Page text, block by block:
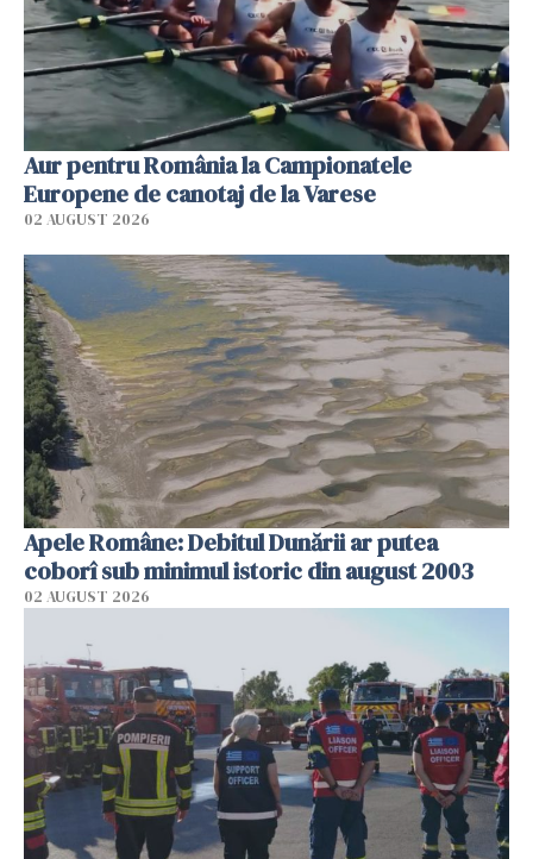
Aur pentru România la Campionatele
Europene de canotaj de la Varese
02 AUGUST 2026
Apele Române: Debitul Dunării ar putea
coborî sub minimul istoric din august 2003
02 AUGUST 2026